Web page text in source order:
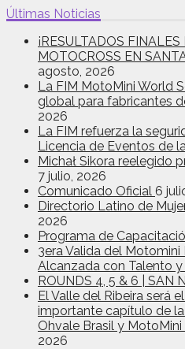
Últimas Noticias
¡RESULTADOS
MOTOCROSS EN
agosto, 2026
La FIM MotoMini World
global para fabricantes
2026
La FIM refuerza la
Licencia de Eventos de
Michał Sikora reelegido
7 julio, 2026
Comunicado Oficial 6
Directorio Latino de
2026
Programa de
3era Valida del
Alcanzada con Talento y
ROUNDS 4, 5 & 6 | SAN
El Valle del Ribeira será
importante capítulo de
Ohvale Brasil y
2026